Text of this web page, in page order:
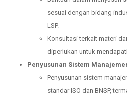
sesuai dengan bidang
LSP.
Konsultasi terkait materi
diperlukan untuk
Penyusunan Sistem
Penyusunan sistem
standar ISO dan BNSP,